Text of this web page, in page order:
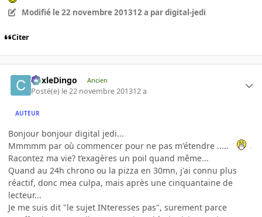
Modifié le 22 novembre 201312 a par digital-jedi
Citer
CoxleDingo Ancien
Posté(e) le 22 novembre 201312 a
AUTEUR
Bonjour bonjour digital jedi...
Mmmmm par où commencer pour ne pas m'étendre .....
Racontez ma vie? t’exagères un poil quand même...
Quand au 24h chrono ou la pizza en 30mn, j'ai connu plus
réactif, donc mea culpa, mais après une cinquantaine de
lecteur...
Je me suis dit "le sujet INteresses pas", surement parce